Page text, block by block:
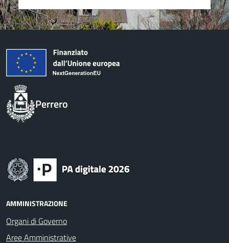
Perrero
AMMINISTRAZIONE
Organi di Governo
Aree Amministrative